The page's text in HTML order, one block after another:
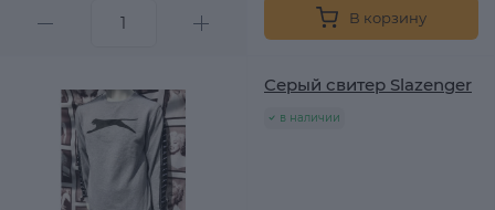
В корзину
Серый свитер Slazenger
в наличии